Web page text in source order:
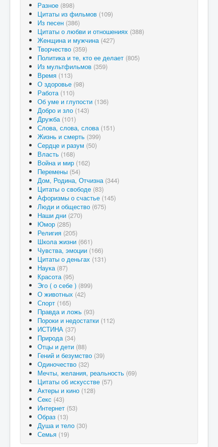
Разное (898)
Цитаты из фильмов (109)
Из песен (386)
Цитаты о любви и отношениях (388)
Женщина и мужчина (427)
Творчество (359)
Политика и те, кто ее делает (805)
Из мультфильмов (359)
Время (113)
О здоровье (98)
Работа (110)
Об уме и глупости (136)
Добро и зло (143)
Дружба (101)
Слова, слова, слова (151)
Жизнь и смерть (399)
Сердце и разум (50)
Власть (168)
Война и мир (162)
Перемены (54)
Дом, Родина, Отчизна (344)
Цитаты о свободе (83)
Афоризмы о счастье (145)
Люди и общество (675)
Наши дни (270)
Юмор (285)
Религия (205)
Школа жизни (661)
Чувства, эмоции (166)
Цитаты о деньгах (131)
Наука (87)
Красота (95)
Эго ( о себе ) (899)
О животных (42)
Спорт (165)
Правда и ложь (93)
Пороки и недостатки (112)
ИСТИНА (37)
Природа (34)
Отцы и дети (88)
Гений и безумство (39)
Одиночество (32)
Мечты, желания, реальность (69)
Цитаты об искусстве (57)
Актеры и кино (128)
Секс (43)
Интернет (53)
Образ (13)
Душа и тело (30)
Семья (19)